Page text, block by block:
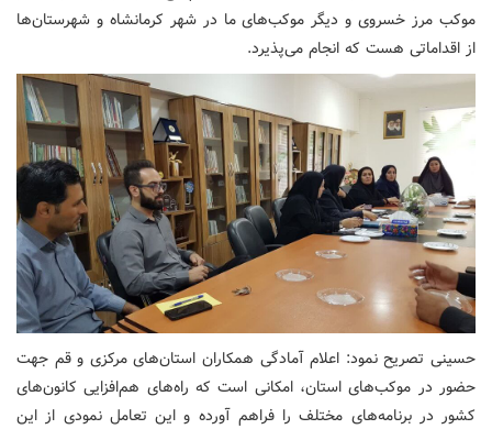
موکب مرز خسروی و دیگر موکب‌های ما در شهر کرمانشاه و شهرستان‌ها
از اقداماتی هست که انجام می‌پذیرد.
حسینی تصریح نمود: اعلام آمادگی همکاران استان‌های مرکزی و قم جهت
حضور در موکب‌های استان، امکانی است که راه‌های هم‌افزایی کانون‌های
کشور در برنامه‌های مختلف را فراهم آورده و این تعامل نمودی از این